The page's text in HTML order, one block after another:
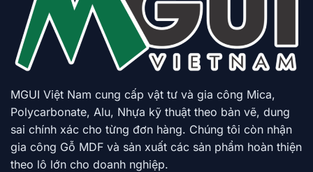
MGUI Việt Nam cung cấp vật tư và gia công Mica,
Polycarbonate, Alu, Nhựa kỹ thuật theo bản vẽ, dung
sai chính xác cho từng đơn hàng. Chúng tôi còn nhận
gia công Gỗ MDF và sản xuất các sản phẩm hoàn thiện
theo lô lớn cho doanh nghiệp.